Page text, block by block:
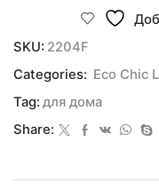
SKU: 2204F
Categories: Eco Chic
Tag: для дома
Share: